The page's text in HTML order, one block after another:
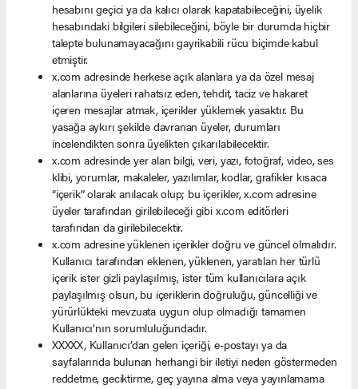
hesabını geçici ya da kalıcı olarak kapatabileceğini, üyelik
hesabındaki bilgileri silebileceğini, böyle bir durumda hiçbir
talepte bulunamayacağını gayrikabili rücu biçimde kabul
etmiştir.
x.com adresinde herkese açık alanlara ya da özel mesaj
alanlarına üyeleri rahatsız eden, tehdit, taciz ve hakaret
içeren mesajlar atmak, içerikler yüklemek yasaktır. Bu
yasağa aykırı şekilde davranan üyeler, durumları
incelendikten sonra üyelikten çıkarılabilecektir.
x.com adresinde yer alan bilgi, veri, yazı, fotoğraf, video, ses
klibi, yorumlar, makaleler, yazılımlar, kodlar, grafikler kısaca
“içerik” olarak anılacak olup; bu içerikler, x.com adresine
üyeler tarafından girilebileceği gibi x.com editörleri
tarafından da girilebilecektir.
x.com adresine yüklenen içerikler doğru ve güncel olmalıdır.
Kullanıcı tarafından eklenen, yüklenen, yaratılan her türlü
içerik ister gizli paylaşılmış, ister tüm kullanıcılara açık
paylaşılmış olsun, bu içeriklerin doğruluğu, güncelliği ve
yürürlükteki mevzuata uygun olup olmadığı tamamen
Kullanıcı’nın sorumluluğundadır.
XXXXX, Kullanıcı’dan gelen içeriği, e-postayı ya da
sayfalarında bulunan herhangi bir iletiyi neden göstermeden
reddetme, geciktirme, geç yayına alma veya yayınlamama